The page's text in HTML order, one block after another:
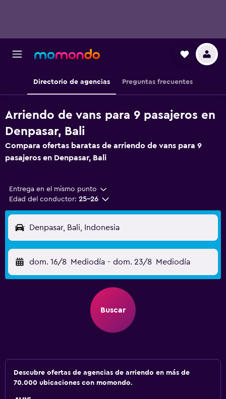
Directorio de agencias Preguntas frecuentes
Arriendo de vans para 9 pasajeros en
Denpasar, Bali
Compara ofertas baratas de arriendo de vans para 9
pasajeros en Denpasar, Bali
Entrega en el mismo punto
Edad del conductor: 25-26
Denpasar, Bali, Indonesia
dom. 16/8 Mediodía - dom. 23/8 Mediodía
Buscar
Descubre ofertas de agencias de arriendo en más de
70.000 ubicaciones con momondo.